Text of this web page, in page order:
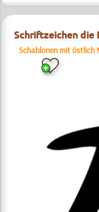
Schriftzeichen
Schablonen mit östlich